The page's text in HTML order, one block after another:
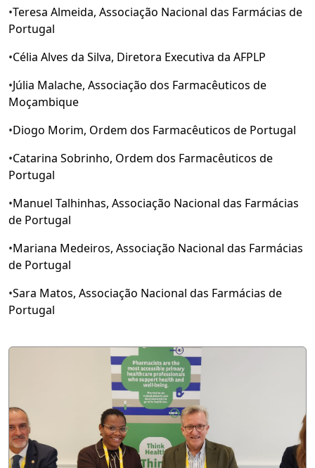
•Teresa Almeida, Associação Nacional das Farmácias de
Portugal
•Célia Alves da Silva, Diretora Executiva da AFPLP
•Júlia Malache, Associação dos Farmacêuticos de
Moçambique
•Diogo Morim, Ordem dos Farmacêuticos de Portugal
•Catarina Sobrinho, Ordem dos Farmacêuticos de
Portugal
•Manuel Talhinhas, Associação Nacional das Farmácias
de Portugal
•Mariana Medeiros, Associação Nacional das Farmácias
de Portugal
•Sara Matos, Associação Nacional das Farmácias de
Portugal